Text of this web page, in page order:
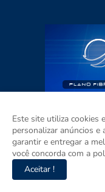
Este site utiliza cookies
personalizar anúncios
garantir e entregar a
você concorda com a
Aceitar !